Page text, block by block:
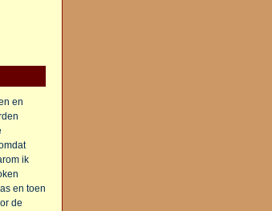
en
ik
en toen
de